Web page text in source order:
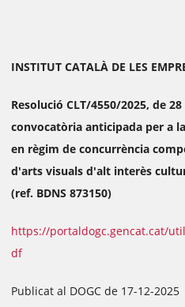
INSTITUT CATALÀ DE LES
Resolució CLT/4550/2025, de
convocatòria anticipada per a
en règim de concurrència
d'arts visuals d'alt interès
(ref. BDNS 873150)
https://portaldogc.gencat.cat/
df
Publicat al DOGC de 17-12-2025